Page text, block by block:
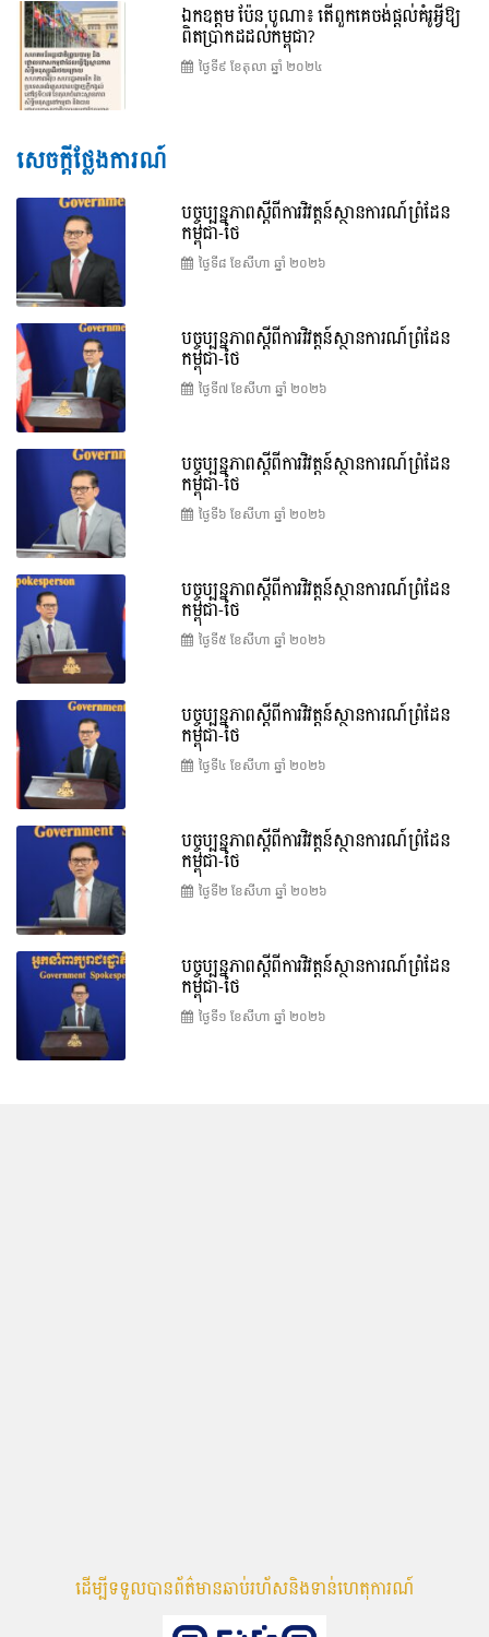
ឯកឧត្តម ប៉ែន បូណា៖ តើពួកគេចង់ផ្តល់គំរូអ្វីឱ្យ
ពិតប្រាកដដល់កម្ពុជា?
ថ្ងៃទី៩ ខែ​តុលា ឆ្នាំ ២០២៤
សេចក្តីថ្លែងការណ៍
បច្ចុប្បន្នភាពស្ដីពីការវិវត្តន៍ស្ថានការណ៍ព្រំដែន
កម្ពុជា-ថៃ
ថ្ងៃទី៨ ខែ​សីហា ឆ្នាំ ២០២៦
បច្ចុប្បន្នភាពស្ដីពីការវិវត្តន៍ស្ថានការណ៍ព្រំដែន
កម្ពុជា-ថៃ
ថ្ងៃទី៧ ខែ​សីហា ឆ្នាំ ២០២៦
បច្ចុប្បន្នភាពស្ដីពីការវិវត្តន៍ស្ថានការណ៍ព្រំដែន
កម្ពុជា-ថៃ
ថ្ងៃទី៦ ខែ​សីហា ឆ្នាំ ២០២៦
បច្ចុប្បន្នភាពស្ដីពីការវិវត្តន៍ស្ថានការណ៍ព្រំដែន
កម្ពុជា-ថៃ
ថ្ងៃទី៥ ខែ​សីហា ឆ្នាំ ២០២៦
បច្ចុប្បន្នភាពស្ដីពីការវិវត្តន៍ស្ថានការណ៍ព្រំដែន
កម្ពុជា-ថៃ
ថ្ងៃទី៤ ខែ​សីហា ឆ្នាំ ២០២៦
បច្ចុប្បន្នភាពស្ដីពីការវិវត្តន៍ស្ថានការណ៍ព្រំដែន
កម្ពុជា-ថៃ
ថ្ងៃទី២ ខែ​សីហា ឆ្នាំ ២០២៦
បច្ចុប្បន្នភាពស្ដីពីការវិវត្តន៍ស្ថានការណ៍ព្រំដែន
កម្ពុជា-ថៃ
ថ្ងៃទី១ ខែ​សីហា ឆ្នាំ ២០២៦
ដើម្បីទទួលបានព័ត៌មានឆាប់រហ័សនិងទាន់ហេតុការណ៍